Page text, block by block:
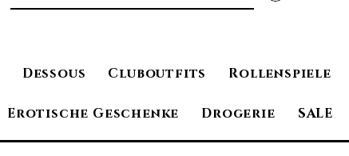
Dessous Cluboutfits Rollenspiele
Erotische Geschenke Drogerie SALE